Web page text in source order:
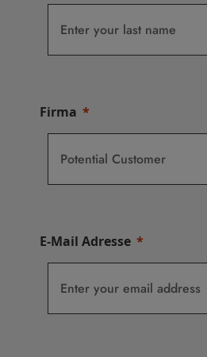
Firma
E-Mail Adresse